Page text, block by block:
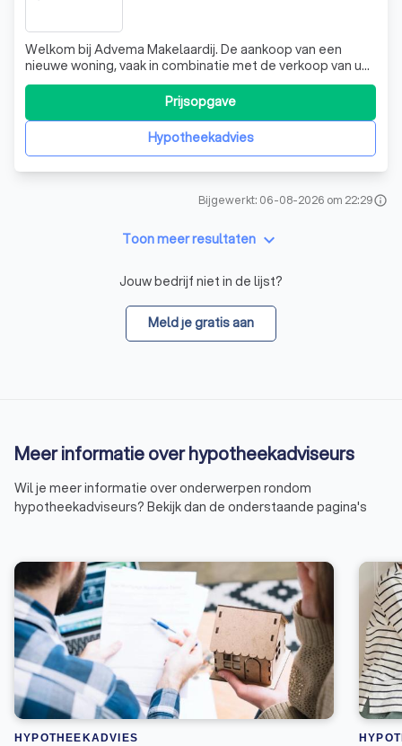
Welkom bij Advema Makelaardij. De aankoop van een
nieuwe woning, vaak in combinatie met de verkoop van uw
huidige woning, brengt de nodige onzekerheid met zich
mee. Advema Makelaardij neemt die onzekerheid graag
en op professionele wijze uit handen. De manier waarop
wij u adviseren is nieuw, voorui
Hypotheekadvies
Prijsopgave
Bijgewerkt: 06-08-2026 om 22:29info
Toon meer resultaten keyboard_arrow_down
Jouw bedrijf niet in de lijst?
Meld je gratis aan
Meer informatie over hypotheekadviseurs
Wil je meer informatie over onderwerpen rondom
hypotheekadviseurs? Bekijk dan de onderstaande pagina's
HYPOTHEEKADVIES